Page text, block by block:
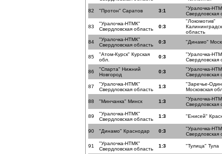
82 "Протон" Саратов 3:1
"Уралочка-
Свердловская
83
"Уралочка-НТМК"
Свердловская область
0:3
"Локомотив"
область
84
"Уралочка-НТМК"
Свердловская область
0:3 "Динамо"
85
"Атом-Курск" Курская
обл.
0:3
"Уралочка-
Свердловская
86
"Спарта" Нижний
Новгород
0:3
"Уралочка-
Свердловская
87
"Уралочка-НТМК"
Свердловская область
1:3
"Заречье-
Московская
88 "Минчанка" Минск 1:3
"Уралочка-
Свердловская
89
"Уралочка-НТМК"
Свердловская область
1:3 "Енисей"
90 "Динамо" Краснодар 0:3
"Уралочка-
Свердловская
91
"Уралочка-НТМК"
Свердловская область
1:3 "Тулица" Тула